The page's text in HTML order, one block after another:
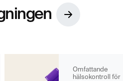
Omfattande
hälsokontroll för